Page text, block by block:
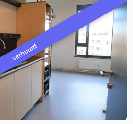
verhuurd